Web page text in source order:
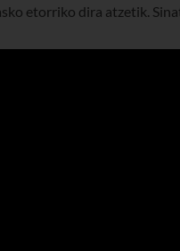
etorriko dira atzetik.